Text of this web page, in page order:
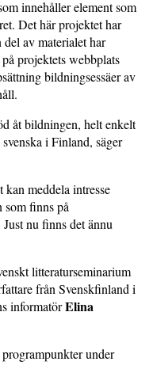
innehåller element som
Det här projektet har
av materialet har
projektets webbplats
bildningsessäer av
åt bildningen, helt enkelt
i Fin­land, säger
meddela intresse
som finns på
nu finns det ännu
litteraturseminarium
från Svenskfinland i
informatörElina
under